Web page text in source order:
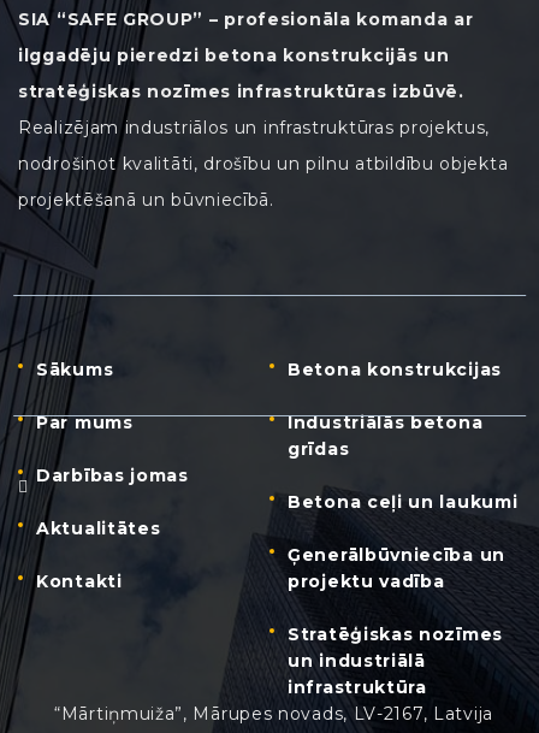
SIA “SAFE GROUP” – profesionāla komanda ar
ilggadēju pieredzi betona konstrukcijās un
stratēģiskas nozīmes infrastruktūras izbūvē.
Realizējam industriālos un infrastruktūras projektus,
nodrošinot kvalitāti, drošību un pilnu atbildību objekta
projektēšanā un būvniecībā.
Sākums
Par mums
Darbības jomas
Aktualitātes
Kontakti
Betona konstrukcijas
Industriālās betona
grīdas
Betona ceļi un laukumi
Ģenerālbūvniecība un
projektu vadība
Stratēģiskas nozīmes
un industriālā
infrastruktūra
“Mārtiņmuiža”, Mārupes novads, LV-2167, Latvija